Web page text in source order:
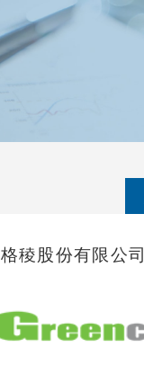
格稜股份有限公司